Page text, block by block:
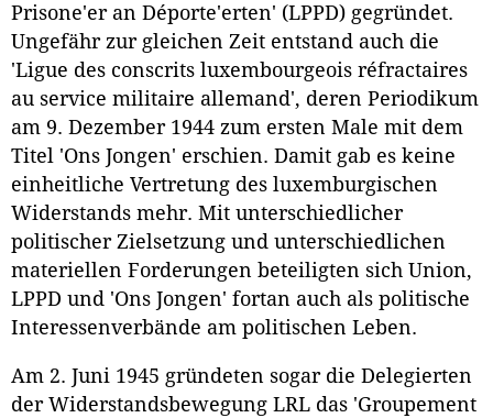
Prisone'er an Déporte'erten' (LPPD) gegründet.
Ungefähr zur gleichen Zeit entstand auch die
'Ligue des conscrits luxembourgeois réfractaires
au service militaire allemand', deren Periodikum
am 9. Dezember 1944 zum ersten Male mit dem
Titel 'Ons Jongen' erschien. Damit gab es keine
einheitliche Vertretung des luxemburgischen
Widerstands mehr. Mit unterschiedlicher
politischer Zielsetzung und unterschiedlichen
materiellen Forderungen beteiligten sich Union,
LPPD und 'Ons Jongen' fortan auch als politische
Interessenverbände am politischen Leben.
Am 2. Juni 1945 gründeten sogar die Delegierten
der Widerstandsbewegung LRL das 'Groupement